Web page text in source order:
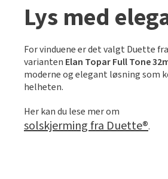
Lys med
For vinduene er det valgt Duette
varianten Elan Topar Full Tone
moderne og elegant løsning som
helheten.
Her kan du lese mer om
solskjerming fra Duette®.